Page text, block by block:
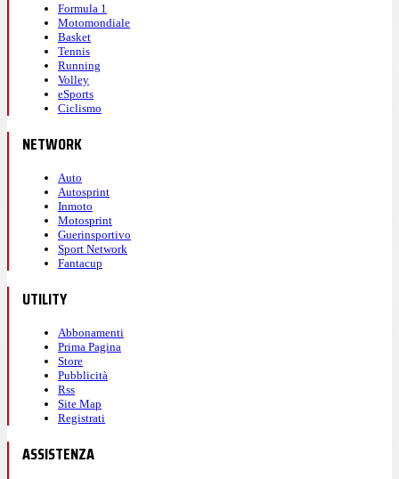
Formula 1
Motomondiale
Basket
Tennis
Running
Volley
eSports
Ciclismo
NETWORK
Auto
Autosprint
Inmoto
Motosprint
Guerinsportivo
Sport Network
Fantacup
UTILITY
Abbonamenti
Prima Pagina
Store
Pubblicità
Rss
Site Map
Registrati
ASSISTENZA